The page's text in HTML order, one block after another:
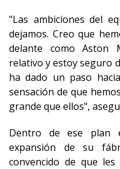
"Las ambiciones del
dejamos. Creo que
delante como Aston
relativo y estoy seguro
ha dado un paso
sensación de que
grande que ellos",
Dentro de ese plan
expansión de su
convencido de que